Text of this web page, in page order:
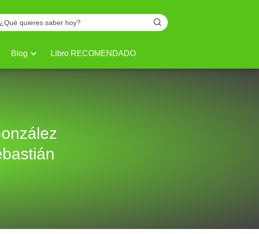
Blog Libro RECOMENDADO